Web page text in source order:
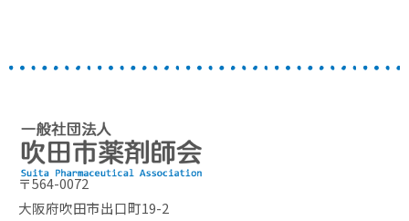
〒564-0072
大阪府吹田市出口町19-2